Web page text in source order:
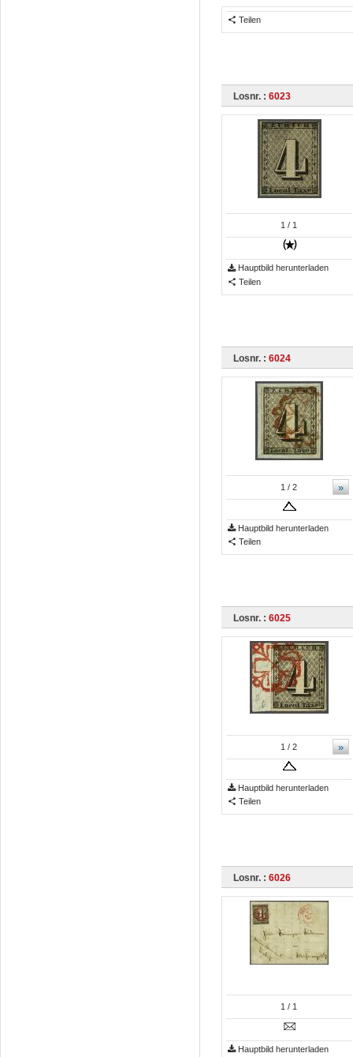
Teilen
Losnr. : 6023
1 / 1
Hauptbild herunterladen
Teilen
Losnr. : 6024
»
1 / 2
Hauptbild herunterladen
Teilen
Losnr. : 6025
»
1 / 2
Hauptbild herunterladen
Teilen
Losnr. : 6026
1 / 1
Hauptbild herunterladen